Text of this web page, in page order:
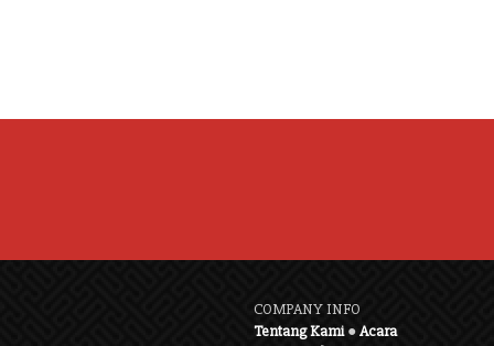
COMPANY INFO
Tentang Kami●Acara